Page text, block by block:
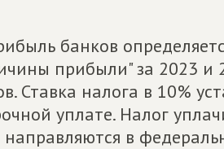
банков
прибыли" за 2023 и
Ставка налога в 10%
уплате. Налог
направляются в